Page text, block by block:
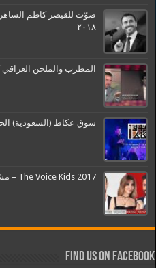
صوّت للقيصر كاظم
٢٠١٨
المطرب والملحن العراقي
سوق عكاظ (السعودية)
The Voice Kids 2017 – مشاركات فريق كاظم الساهر
Find us on Facebook